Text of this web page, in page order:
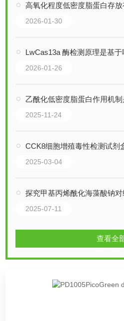
高氧化程度低密度脂蛋白存放
2026-01-30
LwCas13a 酶检测原理是基于
2026-01-26
乙酰化低密度脂蛋白作用机
2025-11-24
CCK8细胞增殖毒性检测试剂
2025-03-04
探究甲基丙烯酰化海藻酸钠
2025-07-11
查看全